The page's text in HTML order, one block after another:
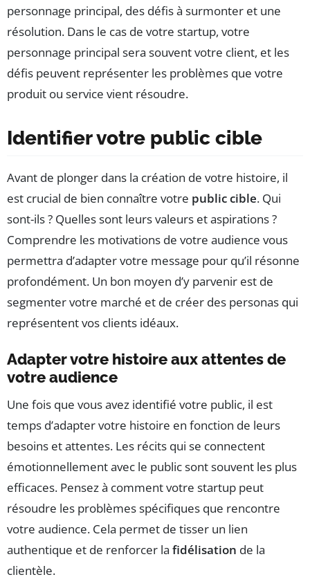
personnage principal, des défis à surmonter et une
résolution. Dans le cas de votre startup, votre
personnage principal sera souvent votre client, et les
défis peuvent représenter les problèmes que votre
produit ou service vient résoudre.
Identifier votre public cible
Avant de plonger dans la création de votre histoire, il
est crucial de bien connaître votre public cible. Qui
sont-ils ? Quelles sont leurs valeurs et aspirations ?
Comprendre les motivations de votre audience vous
permettra d’adapter votre message pour qu’il résonne
profondément. Un bon moyen d’y parvenir est de
segmenter votre marché et de créer des personas qui
représentent vos clients idéaux.
Adapter votre histoire aux attentes de
votre audience
Une fois que vous avez identifié votre public, il est
temps d’adapter votre histoire en fonction de leurs
besoins et attentes. Les récits qui se connectent
émotionnellement avec le public sont souvent les plus
efficaces. Pensez à comment votre startup peut
résoudre les problèmes spécifiques que rencontre
votre audience. Cela permet de tisser un lien
authentique et de renforcer la fidélisation de la
clientèle.